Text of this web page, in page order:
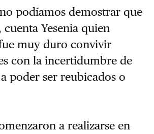
podíamos demostrar que
Yesenia quien
muy duro convivir
con la incertidumbre de
poder ser reubicados o
a realizarse en